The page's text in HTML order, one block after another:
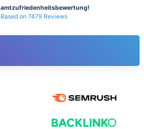
Based on 7479 Reviews